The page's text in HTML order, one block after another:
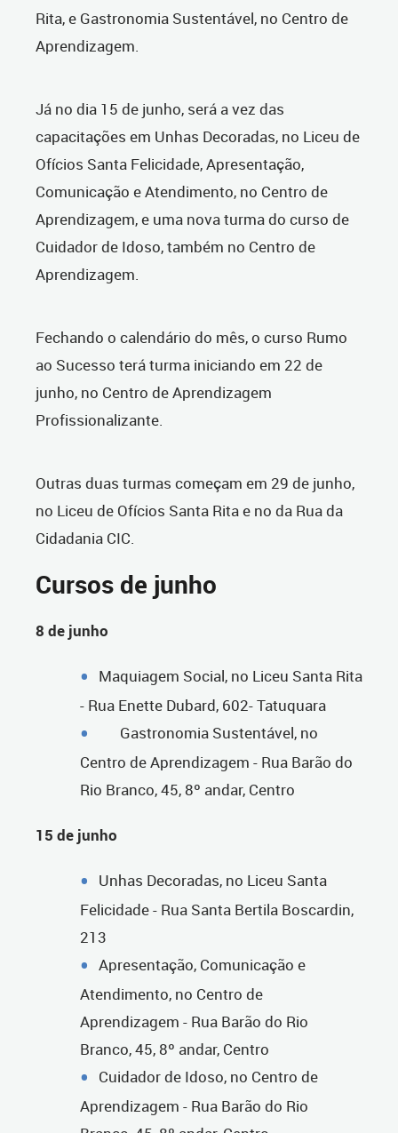
Rita, e Gastronomia Sustentável, no Centro de
Aprendizagem.
Já no dia 15 de junho, será a vez das
capacitações em Unhas Decoradas, no Liceu de
Ofícios Santa Felicidade, Apresentação,
Comunicação e Atendimento, no Centro de
Aprendizagem, e uma nova turma do curso de
Cuidador de Idoso, também no Centro de
Aprendizagem.
Fechando o calendário do mês, o curso Rumo
ao Sucesso terá turma iniciando em 22 de
junho, no Centro de Aprendizagem
Profissionalizante.
Outras duas turmas começam em 29 de junho,
no Liceu de Ofícios Santa Rita e no da Rua da
Cidadania CIC.
Cursos de junho
8 de junho
Maquiagem Social, no Liceu Santa Rita
- Rua Enette Dubard, 602- Tatuquara
Gastronomia Sustentável, no
Centro de Aprendizagem - Rua Barão do
Rio Branco, 45, 8º andar, Centro
15 de junho
Unhas Decoradas, no Liceu Santa
Felicidade - Rua Santa Bertila Boscardin,
213
Apresentação, Comunicação e
Atendimento, no Centro de
Aprendizagem - Rua Barão do Rio
Branco, 45, 8º andar, Centro
Cuidador de Idoso, no Centro de
Aprendizagem - Rua Barão do Rio